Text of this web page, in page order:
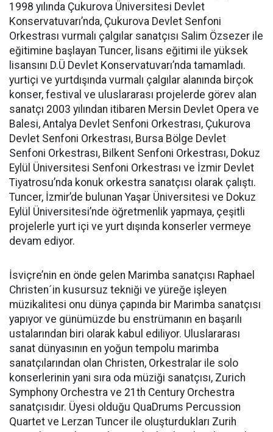
1998 yılında Çukurova Üniversitesi Devlet
Konservatuvarı’nda, Çukurova Devlet Senfoni
Orkestrası vurmalı çalgılar sanatçısı Salim Özsezer ile
eğitimine başlayan Tuncer, lisans eğitimi ile yüksek
lisansını D.Ü Devlet Konservatuvarı’nda tamamladı.
yurtiçi ve yurtdışında vurmalı çalgılar alanında birçok
konser, festival ve uluslararası projelerde görev alan
sanatçı 2003 yılından itibaren Mersin Devlet Opera ve
Balesi, Antalya Devlet Senfoni Orkestrası, Çukurova
Devlet Senfoni Orkestrası, Bursa Bölge Devlet
Senfoni Orkestrası, Bilkent Senfoni Orkestrası, Dokuz
Eylül Üniversitesi Senfoni Orkestrası ve İzmir Devlet
Tiyatrosu’nda konuk orkestra sanatçısı olarak çalıştı.
Tuncer, İzmir’de bulunan Yaşar Üniversitesi ve Dokuz
Eylül Üniversitesi’nde öğretmenlik yapmaya, çeşitli
projelerle yurt içi ve yurt dışında konserler vermeye
devam ediyor.
İsviçre’nin en önde gelen Marimba sanatçısı Raphael
Christen´in kusursuz tekniği ve yüreğe işleyen
müzikalitesi onu dünya çapında bir Marimba sanatçısı
yapıyor ve günümüzde bu enstrümanın en başarılı
ustalarından biri olarak kabul ediliyor. Uluslararası
sanat dünyasının en yoğun tempolu marimba
sanatçılarından olan Christen, Orkestralar ile solo
konserlerinin yani sıra oda müziği sanatçısı, Zurich
Symphony Orchestra ve 21th Century Orchestra
sanatçısıdır. Üyesi olduğu QuaDrums Percussion
Quartet ve Lerzan Tuncer ile oluşturdukları Zurih